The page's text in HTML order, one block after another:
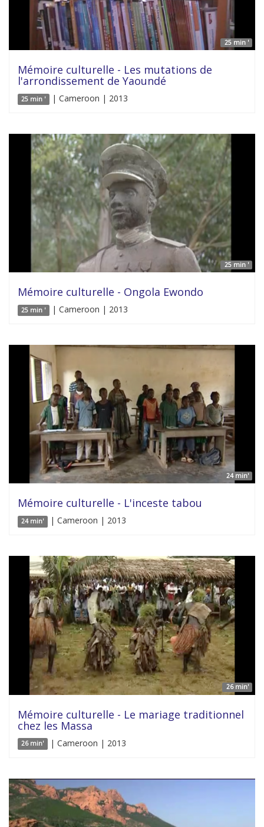
25 min '
Mémoire culturelle - Les mutations de
l'arrondissement de Yaoundé
25 min ' | Cameroon | 2013
25 min '
Mémoire culturelle - Ongola Ewondo
25 min ' | Cameroon | 2013
24 min'
Mémoire culturelle - L'inceste tabou
24 min' | Cameroon | 2013
26 min'
Mémoire culturelle - Le mariage traditionnel
chez les Massa
26 min' | Cameroon | 2013